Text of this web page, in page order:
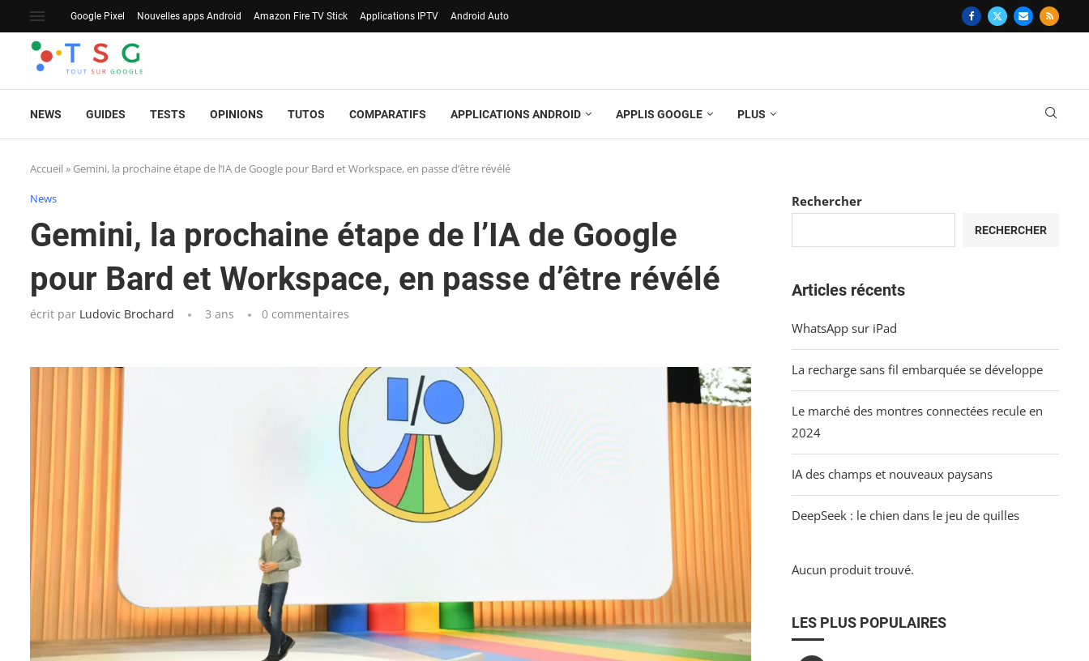
Google Pixel Nouvelles apps Android Amazon Fire TV Stick Applications IPTV Android Auto
NEWS GUIDES TESTS OPINIONS TUTOS COMPARATIFS APPLICATIONS ANDROID APPLIS GOOGLE PLUS
Accueil » Gemini, la prochaine étape de l’IA de Google pour Bard et Workspace, en passe d’être révélé
News
Gemini, la prochaine étape de l’IA de Google
pour Bard et Workspace, en passe d’être révélé
écrit par Ludovic Brochard 3 ans 0 commentaires
Rechercher
RECHERCHER
Articles récents
WhatsApp sur iPad
La recharge sans fil embarquée se développe
Le marché des montres connectées recule en
2024
IA des champs et nouveaux paysans
DeepSeek : le chien dans le jeu de quilles
Aucun produit trouvé.
LES PLUS POPULAIRES